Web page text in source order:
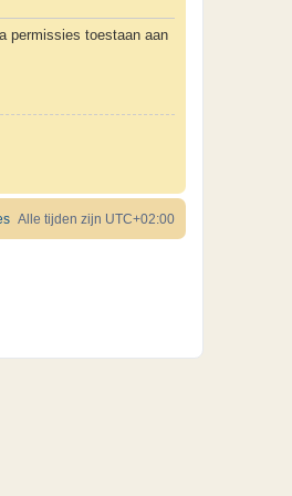
permissies toestaan aan
Alle tijden zijn UTC+02:00